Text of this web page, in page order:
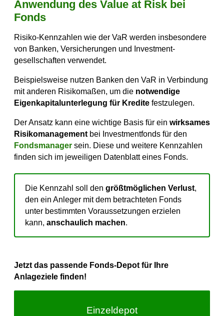
Anwendung des Value at Risk bei
Fonds
Risiko-Kennzahlen wie der VaR werden insbesondere
von Banken, Versicherungen und Investment­
gesellschaften verwendet.
Beispielsweise nutzen Banken den VaR in Verbindung
mit anderen Risikomaßen, um die notwendige
Eigenkapitalunterlegung für Kredite festzulegen.
Der Ansatz kann eine wichtige Basis für ein wirksames
Risikomanagement bei Investmentfonds für den
Fondsmanager sein. Diese und weitere Kennzahlen
finden sich im jeweiligen Datenblatt eines Fonds.
Die Kennzahl soll den größtmöglichen Verlust,
den ein Anleger mit dem betrachteten Fonds
unter bestimmten Voraussetzungen erzielen
kann, anschaulich machen.
Jetzt das passende Fonds-Depot für Ihre
Anlageziele finden!
Einzeldepot